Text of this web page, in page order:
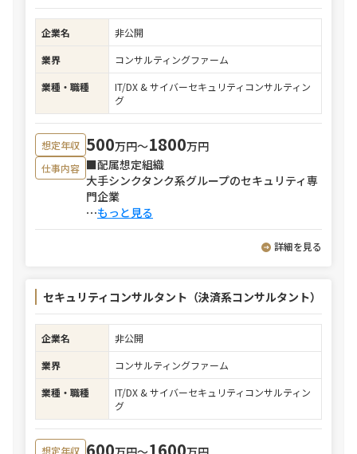
企業名
非公開
業界
コンサルティングファーム
業種・職種
IT/DX & サイバーセキュリティコンサルティン
グ
想定年収 500万円〜1800万円
仕事内容 ■配属想定組織
大手シンクタンク系グループのセキュリティ専
門企業
⋯もっと見る
詳細を見る
セキュリティコンサルタント（決済系コンサルタント）
企業名
非公開
業界
コンサルティングファーム
業種・職種
IT/DX & サイバーセキュリティコンサルティン
グ
想定年収 600 1600